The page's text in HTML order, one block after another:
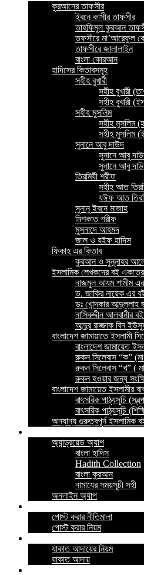
কুরআনের তাফসীর
ইবনে কাসীর তাফসীর
তাহফিমুল কুরআন
তফসীরে মা’আরেফুল
তাফসীরে জালালাইন
বাংলা কোরআন
হাদিসের কিতাবসমূহ
সহীহ বুখারী
সহীহ বুখারী
সহীহ বুখারী
সহীহ মুসলিম
সহীহ মুসলিম
সহীহ মুসলিম
সুনানে আবু দাউদ
সুনানে আবু
সুনানে আবু
তিরমিযী শরীফ
সহীহ আত
যঈফ আত
সুনানু ইবনে মাজাহ
মিশকাত শরীফ
মুসনাদে আহমদ
জাল ও যইফ হাদিস
ফিকাহ এর কিতাব
কুরআন ও সুন্নাহর
ইসলামিক লেখকদের বই একত্রে
নাজমুল আযম শামীম
ড. জাকির নায়েক এর
ডঃ খোন্দকার আব্দুল্লাহ
নাসিরুদ্দীন আলবানীর
আব্দুর রাজ্জাক বিন
বাংলাদেশ জামায়াতে ইসলামী
বাংলাদেশ জামায়েত
রুকন সিলেবাস “ক”
রুকন সিলেবাস “খ” (
রুকন হওয়ার জন্য
বাংলাদেশ জামায়েত ইসলামীর
বাৎসরিক পাঠ্যসূচি
বাৎসরিক পাঠ্যসূচি
অন্যান্য গুরুত্বপূর্ন ইসলামিক
অ্যান্ড্রয়েড অ্যাপ
বাংলা হাদিস
Hadith Collection
বাংলা কুরআন
নামাযের সময়সূচী সহী
অনলাইন অ্যাপ
পোস্ট করার নীতিমালা
পোস্ট করার নিয়ম
যাকাত আদায়ের নিয়ম
যাকাত আদায়